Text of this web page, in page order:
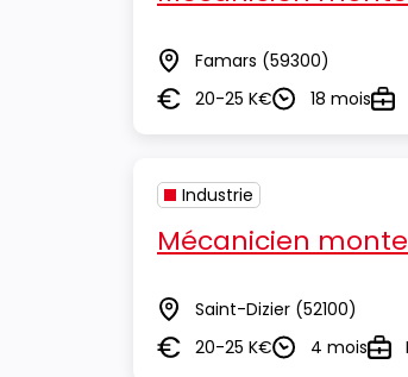
Lieu Famars (59300)
Salaire20-25 K€Durée18 mois
Industrie
Mécanicien
Lieu Saint-Dizier (52100)
Salaire20-25 K€Durée4 mois